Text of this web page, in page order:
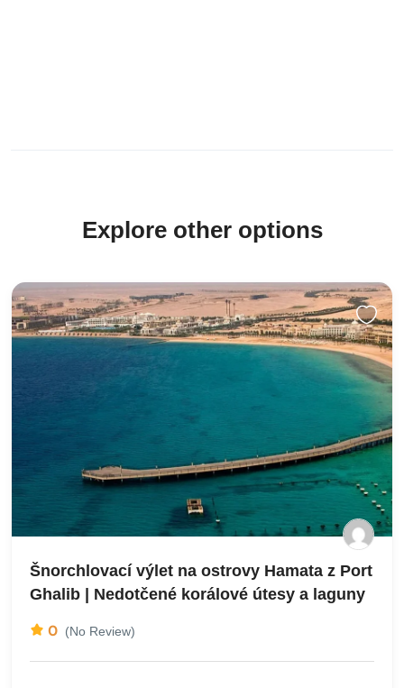
Explore other options
Šnorchlovací výlet na ostrovy Hamata z Port
Ghalib | Nedotčené korálové útesy a laguny
0 (No Review)